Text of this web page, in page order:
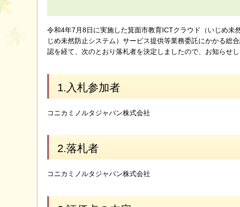
令和4年7月8日に実施した箕面市教育ICTクラウド（いじめ
じめ未然防止システム）サービス提供等業務委託にかかる総
認を経て、次のとおり落札者を決定しましたので、お知らせし
1.入札参加者
コニカミノルタジャパン株式会社
2.落札者
コニカミノルタジャパン株式会社